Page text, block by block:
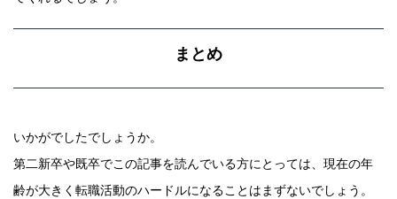
まとめ
いかがでしたでしょうか。
第二新卒や既卒でこの記事を読んでいる方にとっては、現在の年
齢が大きく転職活動のハードルになることはまずないでしょう。